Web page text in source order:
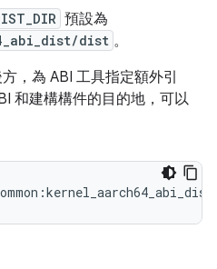
預設為
dist 。
，為 ABI 工具指定額外引
和建構構件的目的地，可以